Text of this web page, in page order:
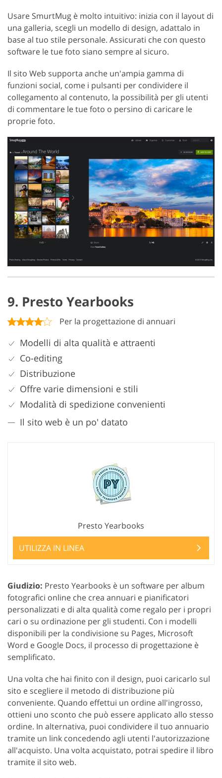
Usare SmurtMug è molto intuitivo: inizia con il layout di
una galleria, scegli un modello di design, adattalo in
base al tuo stile personale. Assicurati che con questo
software le tue foto siano sempre al sicuro.
Il sito Web supporta anche un'ampia gamma di
funzioni social, come i pulsanti per condividere il
collegamento al contenuto, la possibilità per gli utenti
di commentare le tue foto o persino di caricare le
proprie foto.
9. Presto Yearbooks
Per la progettazione di annuari
Modelli di alta qualità e attraenti
Co-editing
Distribuzione
Offre varie dimensioni e stili
Modalità di spedizione convenienti
Il sito web è un po' datato
Presto Yearbooks
UTILIZZA IN LINEA
Giudizio: Presto Yearbooks è un software per album
fotografici online che crea annuari e pianificatori
personalizzati e di alta qualità come regalo per i propri
cari o su ordinazione per gli studenti. Con i modelli
disponibili per la condivisione su Pages, Microsoft
Word e Google Docs, il processo di progettazione è
semplificato.
Una volta che hai finito con il design, puoi caricarlo sul
sito e scegliere il metodo di distribuzione più
conveniente. Quando effettui un ordine all'ingrosso,
ottieni uno sconto che può essere applicato allo stesso
ordine. In alternativa, puoi condividere il tuo annuario
tramite un link concedendo agli utenti l'autorizzazione
all'acquisto. Una volta acquistato, potrai spedire il libro
tramite il sito web.